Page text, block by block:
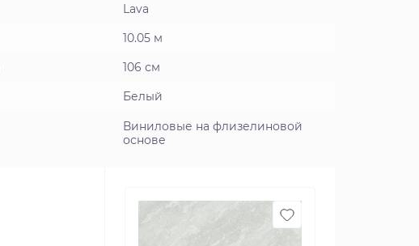
Lava
10.05 м
106 см
Белый
Виниловые на флизелиновой
основе